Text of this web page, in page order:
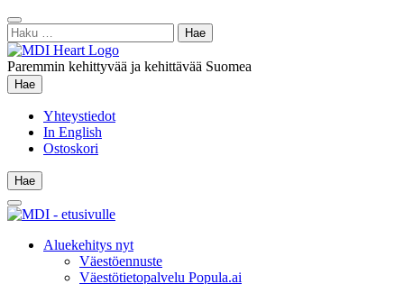
Siirry
sisältöön
Sulje
hae
Haku:
Paremmin kehittyvää ja kehittävää Suomea
Hae
Hae
Yhteystiedot
In English
Ostoskori
Hae
Hae
Main
Menu
Aluekehitys nyt
Väestöennuste
Väestötietopalvelu Popula.ai